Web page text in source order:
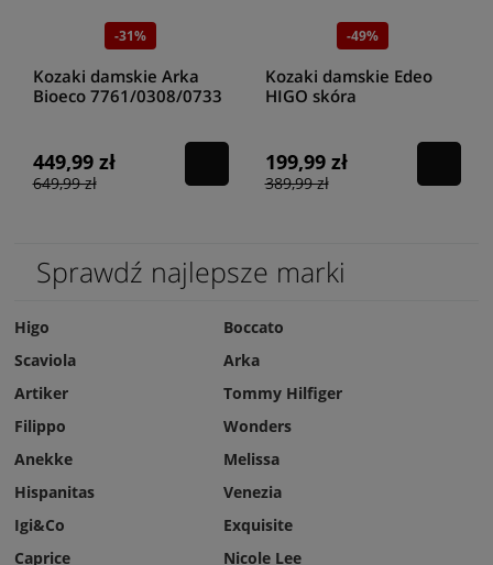
kozaki lakierowane damskie
Gdzie znajdziemy najlepsze kozaki
damskie lakierowane?
W przypadku obuwia jakość wykonania ma kluczowe znaczenie. Od
niej zależy komfort oraz czas eksploatacji. Zapraszamy do naszego
internetowego sklepu Higo. Naszym celem jest dostarczanie na rynek
-31%
Kozaki damskie Arka
Bioeco 7761/0308/0733
449,99 zł
649,99 zł
-49%
Kozaki damskie Edeo
HIGO skóra
199,99 zł
389,99 zł
Sprawdź najlepsze marki
Higo
Scaviola
Artiker
Filippo
Boccato
Arka
Tommy Hilfiger
Wonders
Anekke
Hispanitas
Igi&Co
Caprice
Melissa
Venezia
Exquisite
Nicole Lee